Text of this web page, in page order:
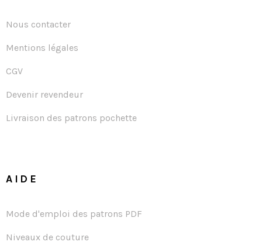
Nous contacter
Mentions légales
CGV
Devenir revendeur
Livraison des patrons pochette
AIDE
Mode d'emploi des patrons PDF
Niveaux de couture